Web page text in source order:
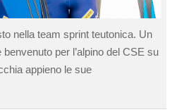
nella team sprint teutonica. Un
per l’alpino del CSE su
appieno le sue